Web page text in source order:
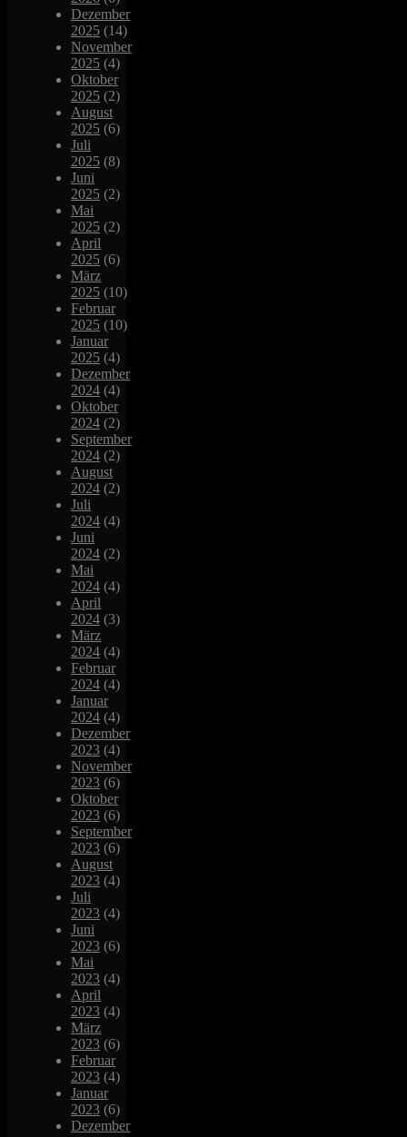
Dezember
2025 (14)
November
2025 (4)
Oktober
2025 (2)
August
2025 (6)
Juli
2025 (8)
Juni
2025 (2)
Mai
2025 (2)
April
2025 (6)
März
2025 (10)
Februar
2025 (10)
Januar
2025 (4)
Dezember
2024 (4)
Oktober
2024 (2)
September
2024 (2)
August
2024 (2)
Juli
2024 (4)
Juni
2024 (2)
Mai
2024 (4)
April
2024 (3)
März
2024 (4)
Februar
2024 (4)
Januar
2024 (4)
Dezember
2023 (4)
November
2023 (6)
Oktober
2023 (6)
September
2023 (6)
August
2023 (4)
Juli
2023 (4)
Juni
2023 (6)
Mai
2023 (4)
April
2023 (4)
März
2023 (6)
Februar
2023 (4)
Januar
2023 (6)
Dezember